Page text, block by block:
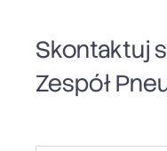
Skontaktuj
Zespół